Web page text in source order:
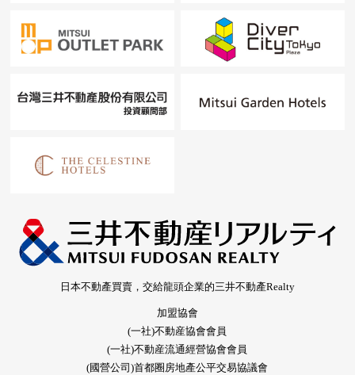
日本不動產買賣，交給龍頭企業的三井不動產Realty
加盟協會
(一社)不動産協會會員
(一社)不動産流通經營協會會員
(國營公司)首都圈房地產公平交易協議會